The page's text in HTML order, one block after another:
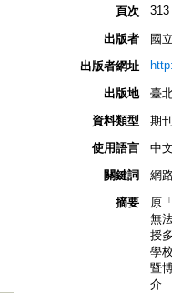
頁次 313
出版者
國
出版者網址
出版地
臺
資料類型
期
使用語言
中
關鍵詞
網
摘要
原
無
授
學
暨
介.